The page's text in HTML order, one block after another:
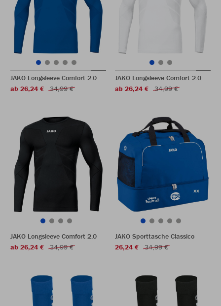
JAKO Longsleeve Comfort 2.0
ab 26,24 €
34,99 €
JAKO Longsleeve Comfort 2.0
ab 26,24 €
34,99 €
JAKO Longsleeve Comfort 2.0
ab 26,24 €
34,99 €
JAKO Sporttasche Classico
26,24 €
34,99 €